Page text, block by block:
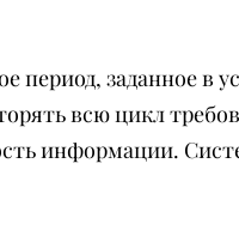
заданное в
всю цикл
информации.